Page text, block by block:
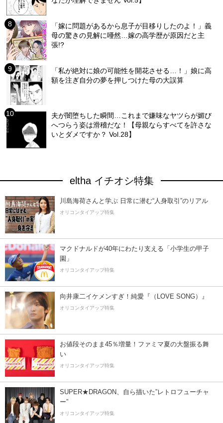
「嫁に問題があるから息子が目移りしたのよ！」義
母の驚きの見解に唖然…嫁の高学歴が原因だと主
張!?
「私が絶対に娘の可能性を開花させる…！」娘に高
額を注ぎ自分の夢を押しつけた母の大誤算
夫が闇堕ちした瞬間…これまで嫌味なヤツらが媚び
へつらう姿は滑稽だな！【母親ならすべてを許さな
いとダメですか？ Vol.28】
eltha イチオシ特集
川島海荷さんと学ぶ 日常に潜む“人身取引”のリアル
オリコンタイアップ特集
マクドナルドが40年にわたり支える「小学生の甲子
園」
オリコンタイアップ特集
向井康二イケメンすぎ！純愛『（LOVE SONG）』
オリコンタイアップ特集
お値段そのまま45％増量！ファミマ夏の大盤振る舞
い
オリコンタイアップ特集
SUPER★DRAGON、自ら描いた”レトロフューチャ
ー”
オリコンタイアップ特集